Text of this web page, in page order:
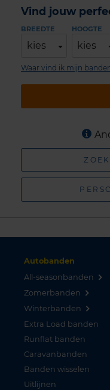
Vind jouw
BREEDTE
kies
HOOGTE
kies
Waar vind ik mijn
Autobanden
All-seasonbanden
Zomerbanden
Winterbanden
Extra Load banden
Runflat banden
Caravanbanden
Banden wisselen
Uitlijnen